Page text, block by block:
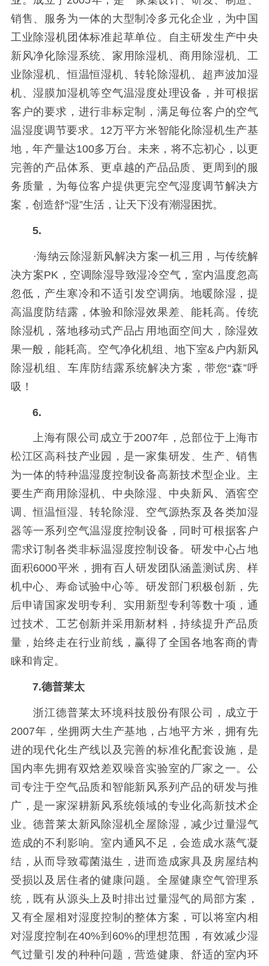
销售、服务为一体的大型制冷多元化企业，为中国
工业除湿机团体标准起草单位。自主研发生产中央
新风净化除湿系统、家用除湿机、商用除湿机、工
业除湿机、恒温恒湿机、转轮除湿机、超声波加湿
机、湿膜加湿机等空气温湿度处理设备，并可根据
客户的要求，进行非标定制，满足每位客户的空气
温湿度调节要求。12万平方米智能化除湿机生产基
地，年产量达100多万台。未来，将不忘初心，以更
完善的产品体系、更卓越的产品品质、更周到的服
务质量，为每位客户提供更完空气湿度调节解决方
案，创造舒“湿”生活，让天下没有潮湿困扰。
5.
·海纳云除湿新风解决方案一机三用，与传统解
决方案PK，空调除湿导致湿冷空气，室内温度忽高
忽低，产生寒冷和不适引发空调病。地暖除湿，提
高温度防结露，体验和除湿效果差、能耗高。传统
除湿机，落地移动式产品占用地面空间大，除湿效
果一般，能耗高。空气净化机组、地下室&户内新风
除湿机组、车库防结露系统解决方案，带您“森”呼
吸！
6.
上海有限公司成立于2007年，总部位于上海市
松江区高科技产业园，是一家集研发、生产、销售
为一体的特种温湿度控制设备高新技术型企业。主
要生产商用除湿机、中央除湿、中央新风、酒窖空
调、恒温恒湿、转轮除湿、空气源热泵及各类加湿
器等一系列空气温湿度控制设备，同时可根据客户
需求订制各类非标温湿度控制设备。研发中心占地
面积6000平米，拥有百人研发团队涵盖测试房、样
机中心、寿命试验中心等。研发部门积极创新，先
后申请国家发明专利、实用新型专利等数十项，通
过技术、工艺创新并采用新材料，持续提升产品质
量，始终走在行业前线，赢得了全国各地客商的青
睐和肯定。
7.德普莱太
浙江德普莱太环境科技股份有限公司，成立于
2007年，坐拥两大生产基地，占地平方米，拥有先
进的现代化生产线以及完善的标准化配套设施，是
国内率先拥有双焓差双噪音实验室的厂家之一。公
司专注于空气品质和智能新风系列产品的研发与推
广，是一家深耕新风系统领域的专业化高新技术企
业。德普莱太新风除湿机全屋除湿，减少过量湿气
造成的不利影响。室内通风不足，会造成水蒸气凝
结，从而导致霉菌滋生，进而造成家具及房屋结构
受损以及居住者的健康问题。全屋健康空气管理系
统，既有从源头上及时排出过量湿气的局部方案，
又有全屋相对湿度控制的整体方案，可以将室内相
对湿度控制在40%到60%的理想范围，有效减少湿
气过量引发的种种问题，营造健康、舒适的室内环